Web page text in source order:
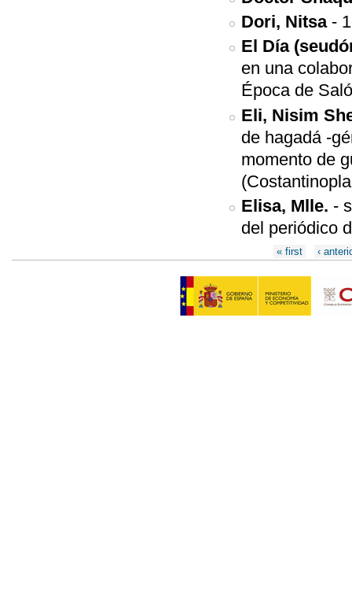
Dori, Nitsa -
El Día
en una
Época de
Eli, Nisim
de hagadá -
momento de
Elisa, Mlle. -
del periódico
Páginas« first ‹